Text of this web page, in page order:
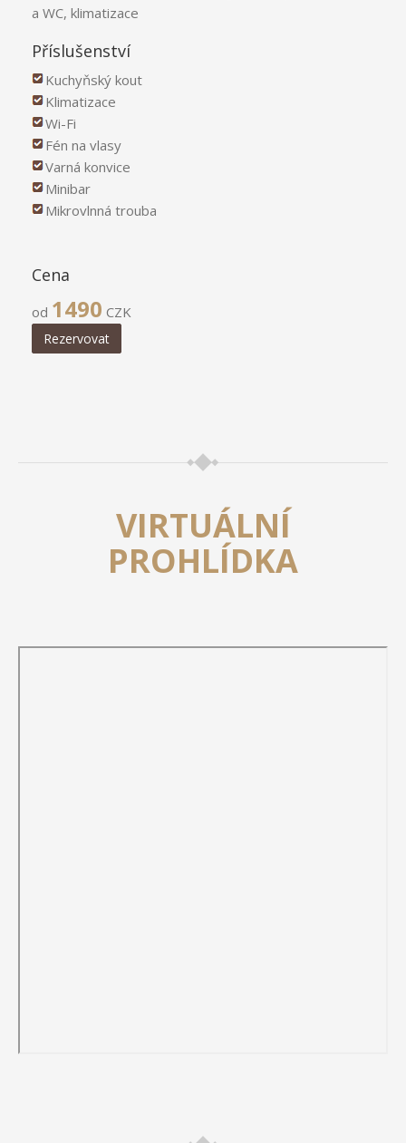
a WC, klimatizace
Příslušenství
Kuchyňský kout
Klimatizace
Wi-Fi
Fén na vlasy
Varná konvice
Minibar
Mikrovlnná trouba
Cena
od 1490 CZK
Rezervovat
VIRTUÁLNÍ
PROHLÍDKA